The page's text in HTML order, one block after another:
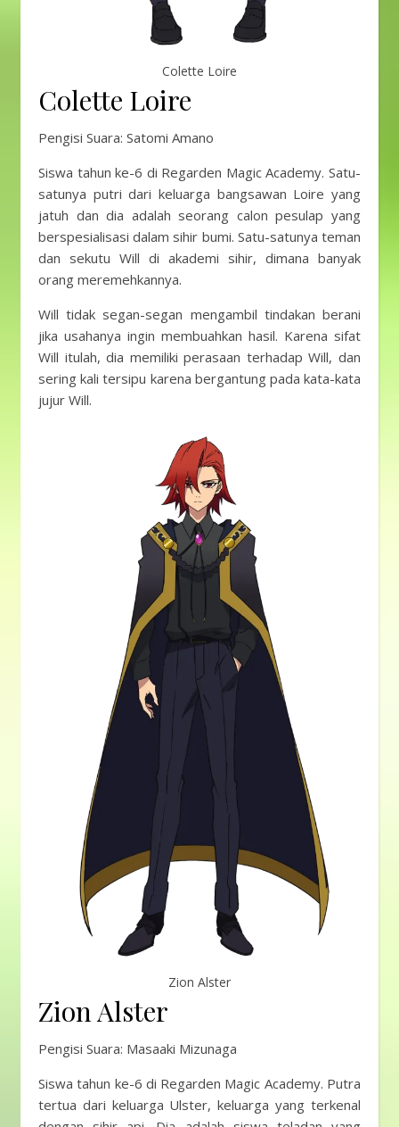
Colette Loire
Colette Loire
Pengisi Suara: Satomi Amano
Siswa tahun ke-6 di Regarden Magic Academy. Satu-
satunya putri dari keluarga bangsawan Loire yang
jatuh dan dia adalah seorang calon pesulap yang
berspesialisasi dalam sihir bumi. Satu-satunya teman
dan sekutu Will di akademi sihir, dimana banyak
orang meremehkannya.
Will tidak segan-segan mengambil tindakan berani
jika usahanya ingin membuahkan hasil. Karena sifat
Will itulah, dia memiliki perasaan terhadap Will, dan
sering kali tersipu karena bergantung pada kata-kata
jujur ​​Will.
Zion Alster
Zion Alster
Pengisi Suara: Masaaki Mizunaga
Siswa tahun ke-6 di Regarden Magic Academy. Putra
tertua dari keluarga Ulster, keluarga yang terkenal